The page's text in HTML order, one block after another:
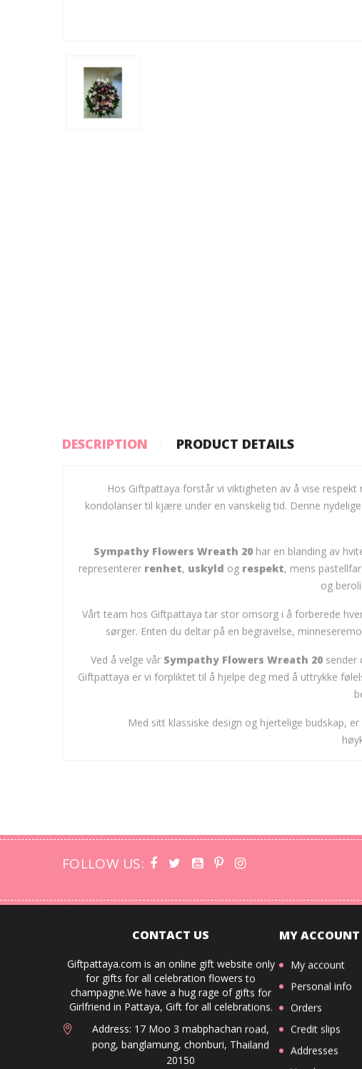
DESCRIPTION PRODUCT DETAILS
Hos Giftpattaya forstår vi viktigheten av å vise respekt
kondolanser til kjære under en vanskelig tid. Denne
Sympathy Flowers Wreath 20 har en blanding av
representerer renhet, uskyld og respekt, mens
og
Vårt team hos Giftpattaya tar stor omsorg i å forberede
sørger. Enten du deltar på en begravelse,
Ved å velge vår Sympathy Flowers Wreath 20 sender
Giftpattaya er vi forpliktet til å hjelpe deg med å uttrykke
Med sitt klassiske design og hjertelige budskap,
FOLLOW US:
CONTACT US
Giftpattaya.com is an online gift website only
for gifts for all celebration flowers to
champagne.We have a hug rage of gifts for
Girlfriend in Pattaya, Gift for all celebrations.
Address: 17 Moo 3 mabphachan road,
pong, banglamung, chonburi, Thailand
20150
MY ACCOUNT
My account
Personal info
Orders
Credit slips
Addresses